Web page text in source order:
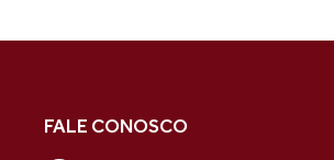
FALE CONOSCO